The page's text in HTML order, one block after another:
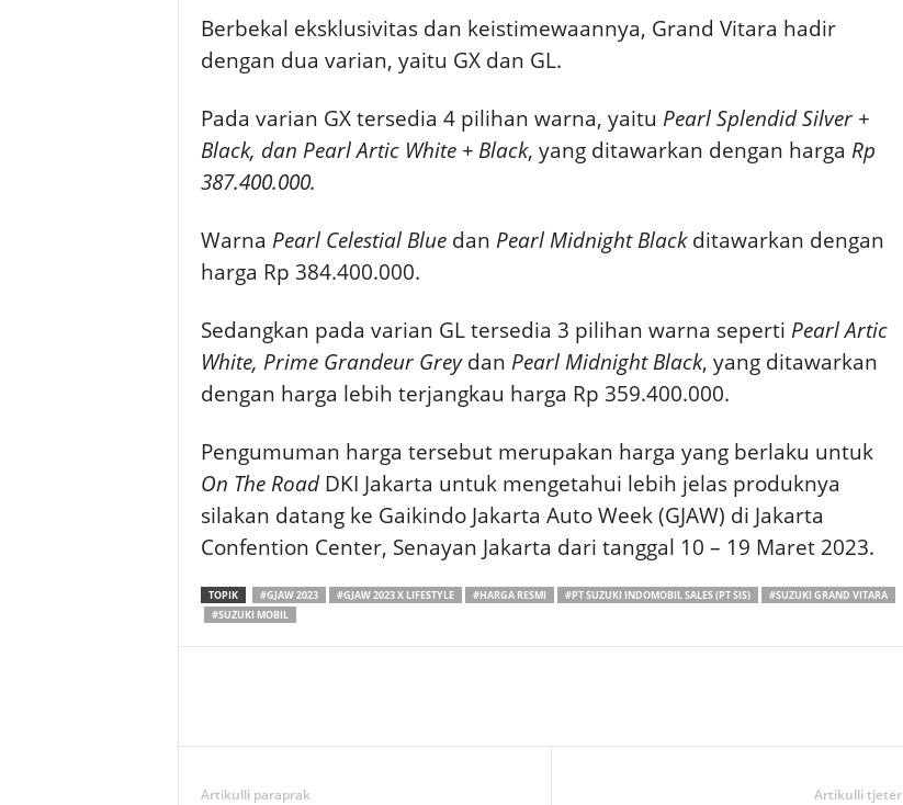
Berbekal eksklusivitas dan keistimewaannya, Grand Vitara hadir
dengan dua varian, yaitu GX dan GL.
Pada varian GX tersedia 4 pilihan warna, yaitu Pearl Splendid Silver +
Black, dan Pearl Artic White + Black, yang ditawarkan dengan harga Rp
387.400.000.
Warna Pearl Celestial Bluedan Pearl Midnight Blackditawarkan dengan
harga Rp 384.400.000.
Sedangkan pada varian GL tersedia 3 pilihan warna seperti Pearl Artic
White, Prime Grandeur Greydan Pearl Midnight Black, yang ditawarkan
dengan harga lebih terjangkau harga Rp 359.400.000.
Pengumuman harga tersebut merupakan harga yang berlaku untuk
On The RoadDKI Jakarta untuk mengetahui lebih jelas produknya
silakan datang ke Gaikindo Jakarta Auto Week (GJAW) di Jakarta
Confention Center, Senayan Jakarta dari tanggal 10 – 19 Maret 2023.
TOPIK #GJAW 2023 #GJAW 2023 X LIFESTYLE #HARGA RESMI #PT SUZUKI INDOMOBIL SALES (PT SIS)
#SUZUKI GRAND VITARA
#SUZUKI MOBIL
Artikulli paraprak Artikulli tjetër